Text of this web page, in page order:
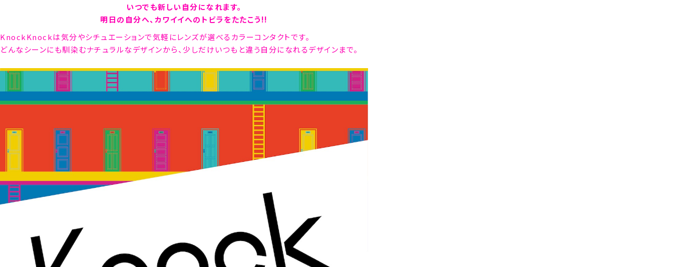
いつでも新しい自分になれます。
明日の自分へ、カワイイへのトビラをたたこう!!
KnockKnockは気分やシチュエーションで気軽にレンズが選べるカラーコンタクトです。
どんなシーンにも馴染むナチュラルなデザインから、少しだけいつもと違う自分になれるデザインまで。